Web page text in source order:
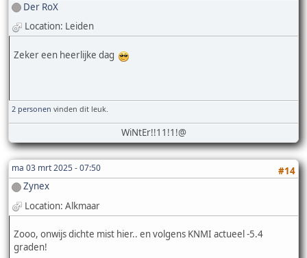
Der RoX
Location: Leiden
Zeker een heerlijke dag
2 personen vinden dit leuk.
WiNtEr!!11!1!@
ma 03 mrt 2025 - 07:50
#14
Zynex
Location: Alkmaar
Zooo, onwijs dichte mist hier.. en volgens KNMI actueel -5.4
graden!